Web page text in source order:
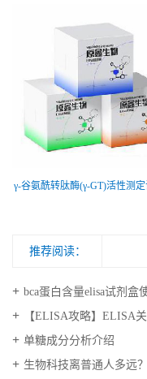
γ-谷氨酰转肽酶(γ-GT)活性测
推荐阅读：
bca蛋白含量elisa试剂盒
【ELISA攻略】ELISA关键一步
​单糖成分分析介绍
生物科技离普通人多远？